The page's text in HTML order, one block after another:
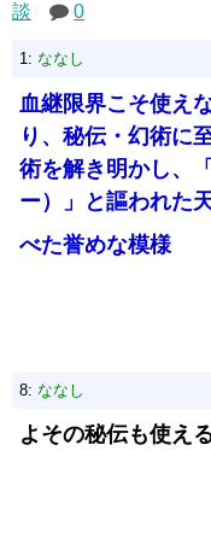
談
0
1: ななし
血継限界こそ使え
り、秘伝・幻術に
術を解き明かし、
ー）」と謳われた
べた誉めな模様
8: ななし
よその秘伝も使え